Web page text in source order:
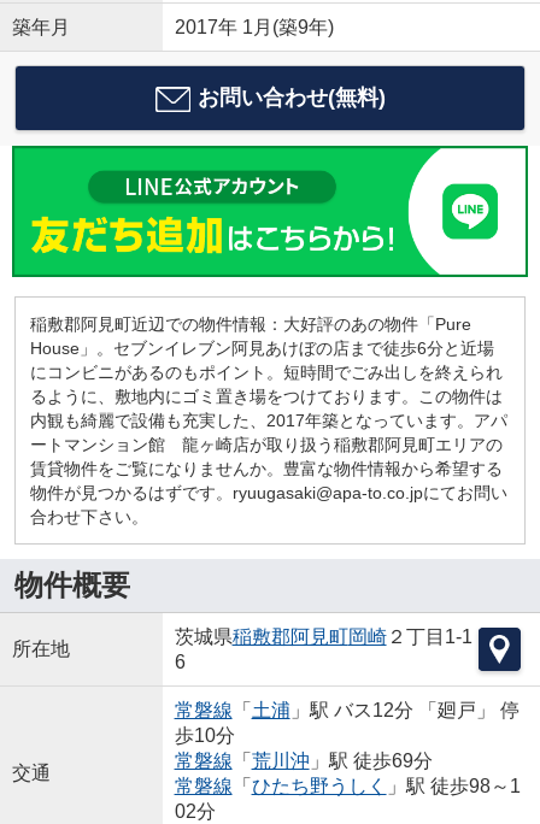
築年月 2017年 1月(築9年)
お問い合わせ(無料)
稲敷郡阿見町近辺での物件情報：大好評のあの物件「Pure
House」。セブンイレブン阿見あけぼの店まで徒歩6分と近場
にコンビニがあるのもポイント。短時間でごみ出しを終えられ
るように、敷地内にゴミ置き場をつけております。この物件は
内観も綺麗で設備も充実した、2017年築となっています。アパ
ートマンション館 龍ヶ崎店が取り扱う稲敷郡阿見町エリアの
賃貸物件をご覧になりませんか。豊富な物件情報から希望する
物件が見つかるはずです。ryuugasaki@apa-to.co.jpにてお問い
合わせ下さい。
物件概要
所在地
茨城県稲敷郡阿見町岡崎２丁目1-1
6
交通
常磐線 「 土浦 」駅 バス12分 「廻戸」 停
歩10分
常磐線 「 荒川沖 」駅 徒歩69分
常磐線 「 ひたち野うしく
」駅 徒歩98～1
02分